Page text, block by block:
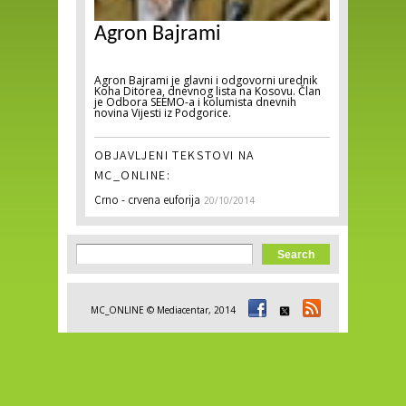
Agron Bajrami
Agron Bajrami je glavni i odgovorni urednik
Koha Ditorea, dnevnog lista na Kosovu. Član
je Odbora SEEMO-a i kolumista dnevnih
novina Vijesti iz Podgorice.
OBJAVLJENI TEKSTOVI NA
MC_ONLINE:
Crno - crvena euforija 20/10/2014
Search form
Search
MC_ONLINE © Mediacentar, 2014